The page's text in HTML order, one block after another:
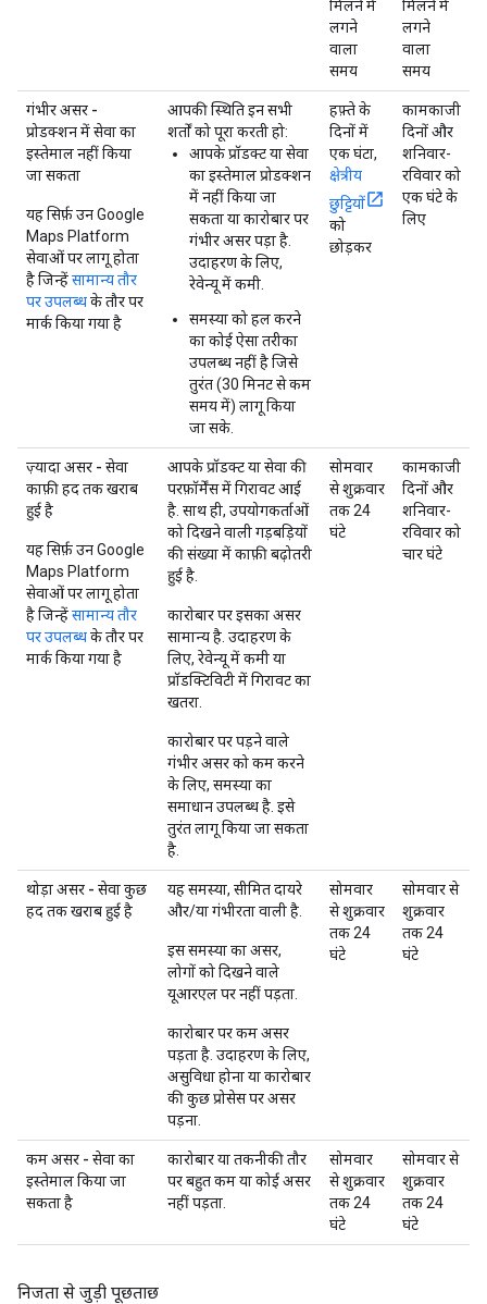
मिलने में
लगने
वाला
समय
मिलने में
लगने
वाला
समय
गंभीर असर -
प्रोडक्शन में सेवा का
इस्तेमाल नहीं किया
जा सकता
यह सिर्फ़ उन Google
Maps Platform
सेवाओं पर लागू होता
है जिन्हेंसामान्य तौर
पर उपलब्धके तौर पर
मार्क किया गया है
आपकी स्थिति इन सभी
शर्तों को पूरा करती हो:
आपके प्रॉडक्ट या सेवा
का इस्तेमाल प्रोडक्शन
में नहीं किया जा
सकता या कारोबार पर
गंभीर असर पड़ा है.
उदाहरण के लिए,
रेवेन्यू में कमी.
समस्या को हल करने
का कोई ऐसा तरीका
उपलब्ध नहीं है जिसे
तुरंत (30 मिनट से कम
समय में) लागू किया
जा सके.
हफ़्ते के
दिनों में
एक घंटा,
क्षेत्रीय
छुट्टियों
को
छोड़कर
कामकाजी
दिनों और
शनिवार-
रविवार को
एक घंटे के
लिए
ज़्यादा असर - सेवा
काफ़ी हद तक खराब
हुई है
यह सिर्फ़ उन Google
Maps Platform
सेवाओं पर लागू होता
है जिन्हेंसामान्य तौर
पर उपलब्धके तौर पर
मार्क किया गया है
आपके प्रॉडक्ट या सेवा की
परफ़ॉर्मेंस में गिरावट आई
है. साथ ही, उपयोगकर्ताओं
को दिखने वाली गड़बड़ियों
की संख्या में काफ़ी बढ़ोतरी
हुई है.
कारोबार पर इसका असर
सामान्य है. उदाहरण के
लिए, रेवेन्यू में कमी या
प्रॉडक्टिविटी में गिरावट का
खतरा.
कारोबार पर पड़ने वाले
गंभीर असर को कम करने
के लिए, समस्या का
समाधान उपलब्ध है. इसे
तुरंत लागू किया जा सकता
है.
सोमवार
से शुक्रवार
तक 24
घंटे
कामकाजी
दिनों और
शनिवार-
रविवार को
चार घंटे
थोड़ा असर - सेवा कुछ
हद तक खराब हुई है
यह समस्या, सीमित दायरे
और/या गंभीरता वाली है.
इस समस्या का असर,
लोगों को दिखने वाले
यूआरएल पर नहीं पड़ता.
कारोबार पर कम असर
पड़ता है. उदाहरण के लिए,
असुविधा होना या कारोबार
की कुछ प्रोसेस पर असर
पड़ना.
सोमवार
से शुक्रवार
तक 24
घंटे
सोमवार से
शुक्रवार
तक 24
घंटे
कम असर - सेवा का
इस्तेमाल किया जा
सकता है
कारोबार या तकनीकी तौर
पर बहुत कम या कोई असर
नहीं पड़ता.
सोमवार
से शुक्रवार
तक 24
घंटे
सोमवार से
शुक्रवार
तक 24
घंटे
निजता से जुड़ी पूछताछ